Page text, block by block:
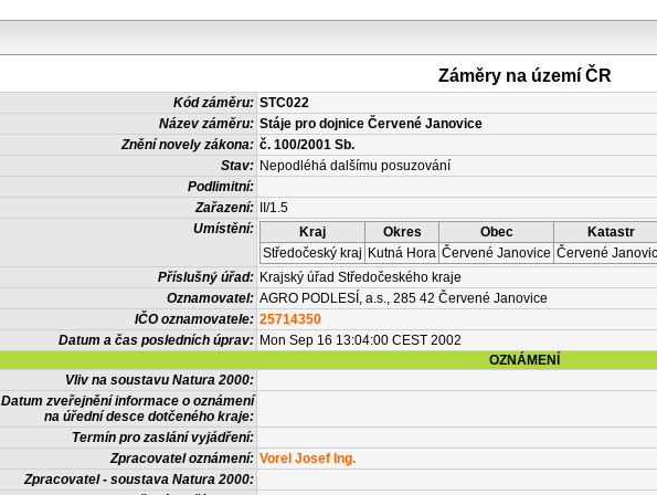
Záměry na území ČR
Kód záměru: STC022
Název záměru: Stáje pro dojnice Červené Janovice
Znění novely zákona: č. 100/2001 Sb.
Stav: Nepodléhá dalšímu posuzování
Podlimitní:
Zařazení:
II/1.5
Umístění:
Kraj Okres Obec
Katastr
Středočeský kraj Kutná Hora Červené Janovice Červené
Příslušný úřad: Krajský úřad Středočeského kraje
Oznamovatel: AGRO PODLESÍ, a.s., 285 42 Červené Janovice
IČO oznamovatele: 25714350
Datum a čas posledních úprav: Mon Sep 16 13:04:00 CEST 2002
OZNÁMENÍ
Vliv na soustavu Natura 2000:
Datum zveřejnění informace o oznámení
na úřední desce dotčeného kraje:
Termín pro zaslání vyjádření:
Zpracovatel oznámení: Vorel Josef Ing.
Zpracovatel - soustava Natura 2000: